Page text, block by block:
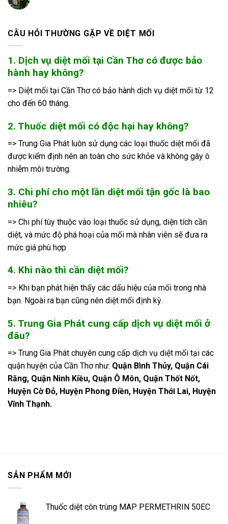
CÂU HỎI THƯỜNG GẶP VỀ DIỆT MỐI
1. Dịch vụ diệt mối tại Cần Thơ có được bảo
hành hay không?
=> Diệt mối tại Cần Thơ có bảo hành dịch vụ diệt mối từ 12
cho đến 60 tháng.
2. Thuốc diệt mối có độc hại hay không?
=> Trung Gia Phát luôn sử dụng các loại thuốc diệt mối đã
được kiểm định nên an toàn cho sức khỏe và không gây ô
nhiễm môi trường.
3. Chi phí cho một lần diệt mối tận gốc là bao
nhiêu?
=> Chi phí tùy thuộc vào loại thuốc sử dụng, diện tích cần
diệt, và mức độ phá hoại của mối mà nhân viên sẽ đưa ra
mức giá phù hợp
4. Khi nào thì cần diệt mối?
=> Khi bạn phát hiện thấy các dấu hiệu của mối trong nhà
bạn. Ngoài ra bạn cũng nên diệt mối định kỳ.
5. Trung Gia Phát cung cấp dịch vụ diệt mối ở
đâu?
=> Trung Gia Phát chuyên cung cấp dịch vụ diệt mối tại các
quận huyện của Cần Thơ như: Quận Bình Thủy, Quận Cái
Răng, Quận Ninh Kiều, Quận Ô Môn, Quận Thốt Nốt,
Huyện Cờ Đỏ, Huyện Phong Điền, Huyện Thới Lai, Huyện
Vĩnh Thạnh.
SẢN PHẨM MỚI
Thuốc diệt côn trùng MAP PERMETHRIN 50EC